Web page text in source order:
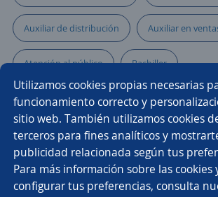
Utilizamos cookies propias necesarias
funcionamiento correcto y
sitio web. También utilizamos cookies
terceros para fines analíticos y
publicidad relacionada según tus
Para más información sobre las cookies
configurar tus preferencias, consulta
Auxiliar de distribución Auxiliar en
Atención al público Bachiller
Auxiliar de almacén y ventas Auxiliar de
Auxiliar de enfermería Auxiliar
Auxiliar logística Auxiliar de despachos
Buscar es más fácil en la